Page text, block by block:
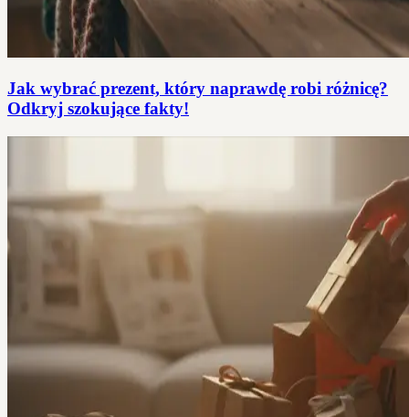
Jak wybrać prezent, który naprawdę robi różnicę?
Odkryj szokujące fakty!